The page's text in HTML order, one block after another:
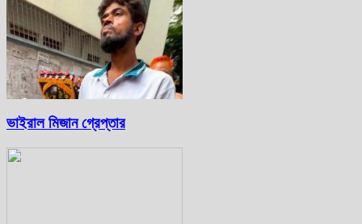
ভাইরাল মিজান গ্রেপ্তার